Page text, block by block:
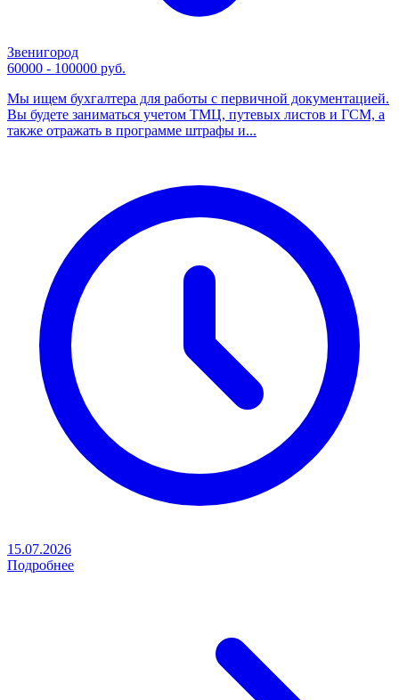
Звенигород
60000 - 100000 руб.
Мы ищем бухгалтера для работы с первичной документацией.
Вы будете заниматься учетом ТМЦ, путевых листов и ГСМ, а
также отражать в программе штрафы и...
15.07.2026
Подробнее